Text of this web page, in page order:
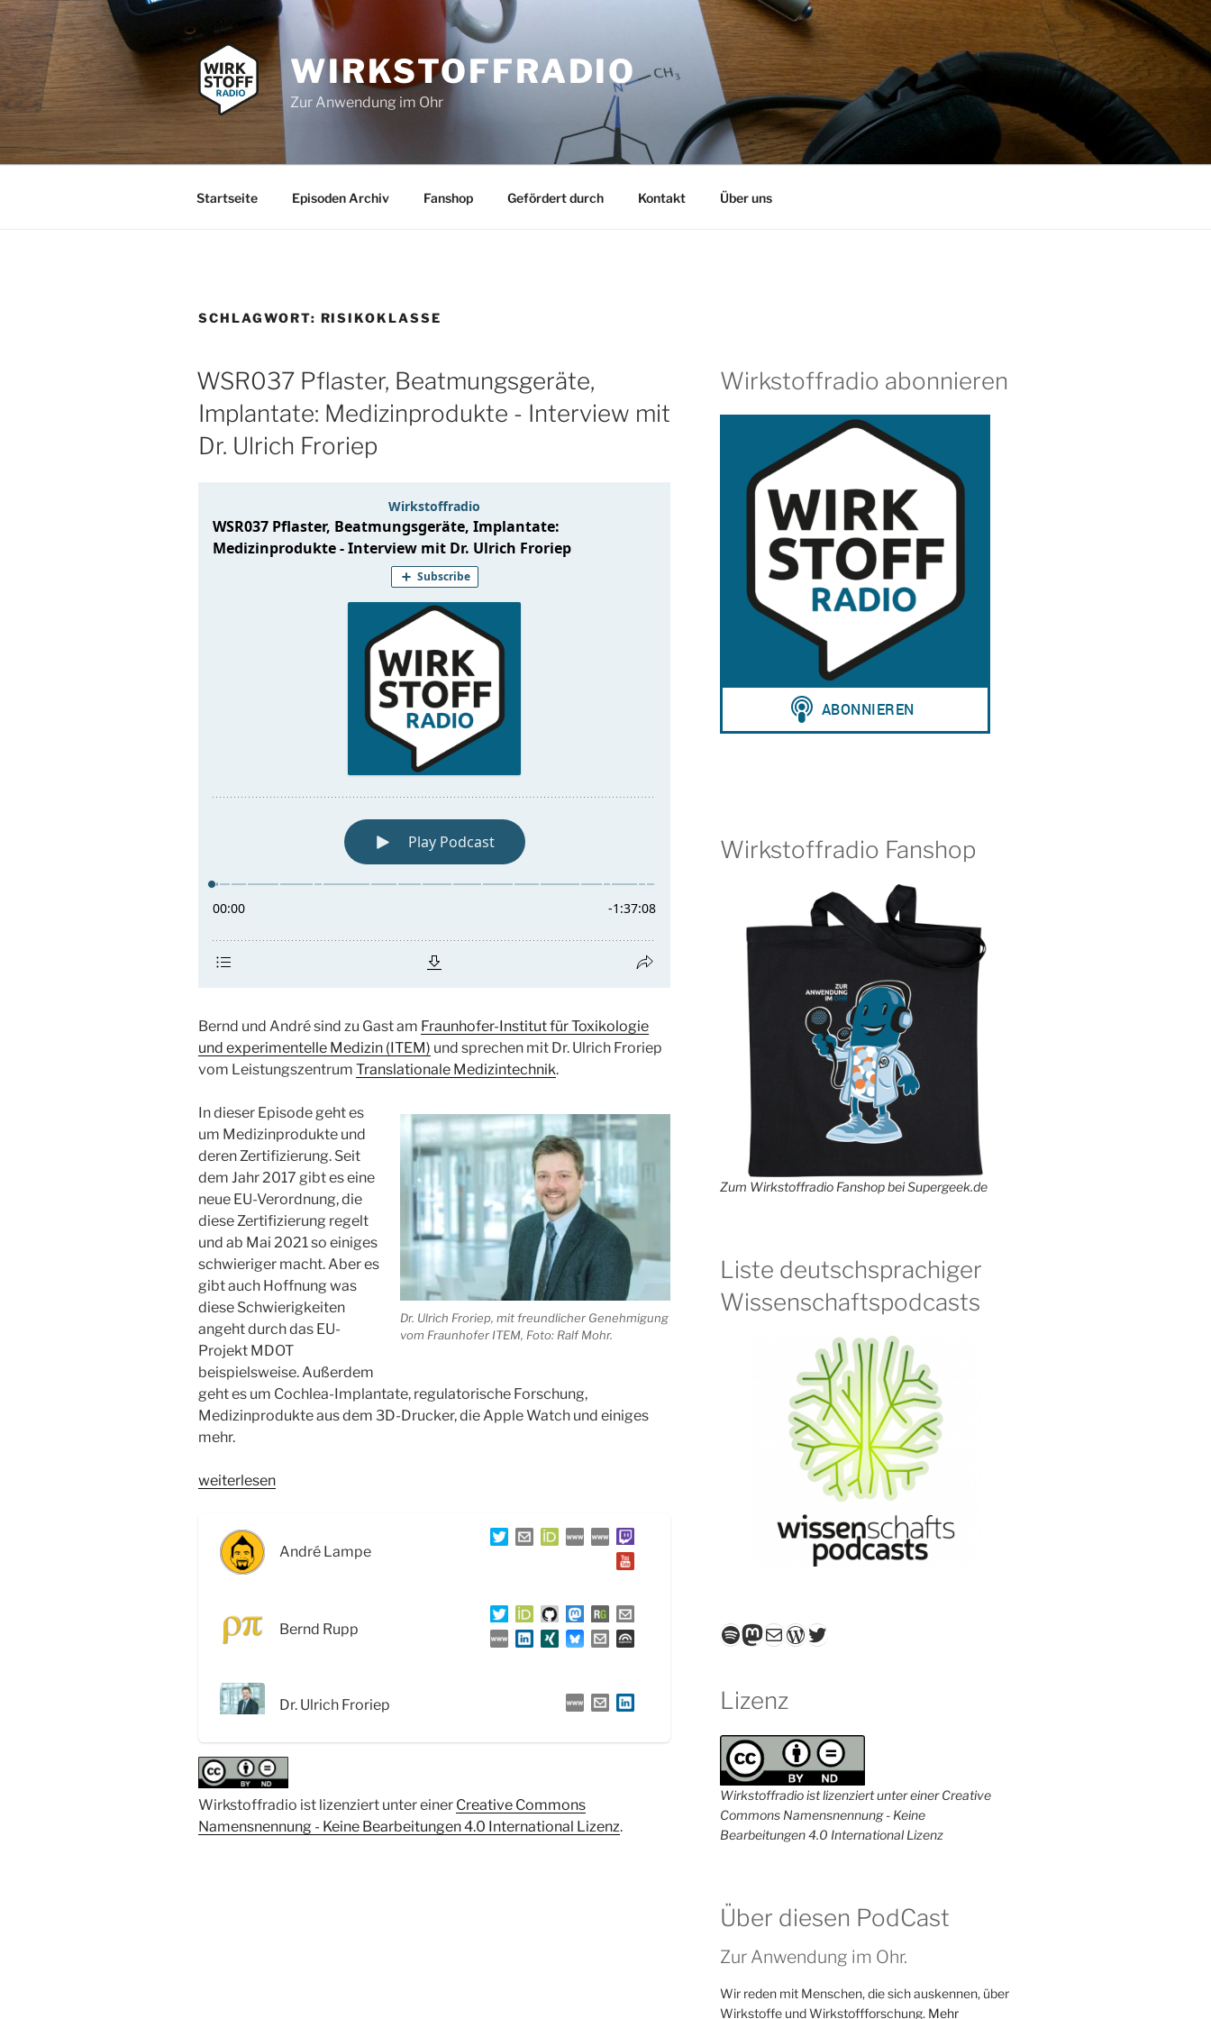
Zum
Inhalt
springen
WIRKSTOFFRADIO
Zur Anwendung im Ohr
Startseite Episoden Archiv Fanshop Gefördert durch Kontakt Über uns
SCHLAGWORT: RISIKOKLASSE
WSR037 Pflaster, Beatmungsgeräte,
Implantate: Medizinprodukte - Interview mit
Dr. Ulrich Froriep
Bernd und André sind zu Gast am Fraunhofer-Institut für Toxikologie
und experimentelle Medizin (ITEM) und sprechen mit Dr. Ulrich Froriep
vom Leistungszentrum Translationale Medizintechnik.
Dr. Ulrich Froriep, mit freundlicher Genehmigung
vom Fraunhofer ITEM, Foto: Ralf Mohr.
In dieser Episode geht es
um Medizinprodukte und
deren Zertifizierung. Seit
dem Jahr 2017 gibt es eine
neue EU-Verordnung, die
diese Zertifizierung regelt
und ab Mai 2021 so einiges
schwieriger macht. Aber es
gibt auch Hoffnung was
diese Schwierigkeiten
angeht durch das EU-
Projekt MDOT
beispielsweise. Außerdem
geht es um Cochlea-Implantate, regulatorische Forschung,
Medizinprodukte aus dem 3D-Drucker, die Apple Watch und einiges
mehr.
„WSR037
Implantate:
Medizinprodukte
Froriep“
weiterlesen
André Lampe
Bernd Rupp
Dr. Ulrich Froriep
Wirkstoffradio ist lizenziert unter einer Creative Commons
Namensnennung - Keine Bearbeitungen 4.0 International Lizenz.
Wirkstoffradio abonnieren
Wirkstoffradio Fanshop
Zum Wirkstoffradio Fanshop bei Supergeek.de
Liste deutschsprachiger
Wissenschaftspodcasts
Spotify
Mastodon
E-MailWordPress
Twitter
Lizenz
Wirkstoffradio ist lizenziert unter einer Creative
Commons Namensnennung - Keine
Bearbeitungen 4.0 International Lizenz
Über diesen PodCast
Zur Anwendung im Ohr.
Wir reden mit Menschen, die sich auskennen, über
Wirkstoffe und Wirkstoffforschung. Mehr